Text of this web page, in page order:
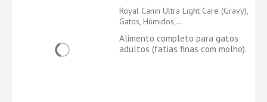
Royal Canin Ultra Light Care (Gravy),
Gatos, Húmidos,...
Alimento completo para gatos
adultos (fatias finas com molho).